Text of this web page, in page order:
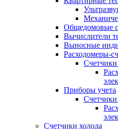
Общедомовые
Вычислители
Выносные
Расходомеры-
Приборы учета
Счетчики холода